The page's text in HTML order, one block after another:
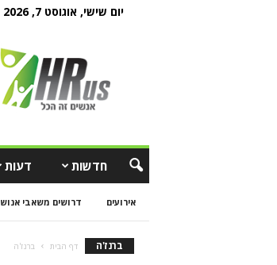
יום שישי, אוגוסט 7, 2026
חדשות דעות
אירועים דרושים משאבי אנוש
ברנז'ה דף הבית ברנז'ה